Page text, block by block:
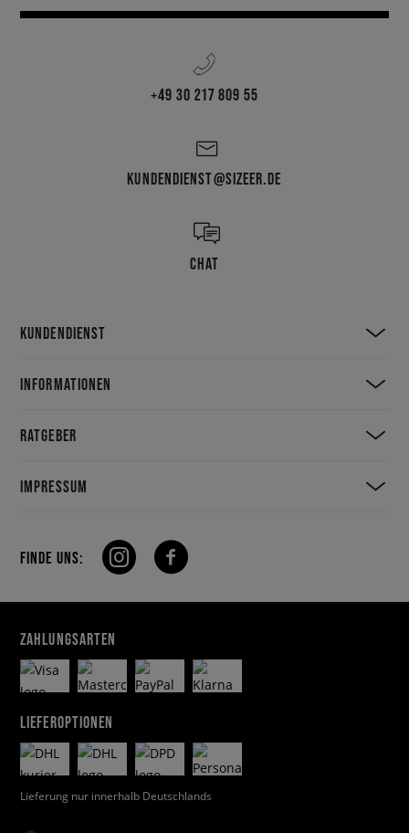
+49 30 217 809 55
KUNDENDIENST@SIZEER.DE
CHAT
KUNDENDIENST
INFORMATIONEN
RATGEBER
IMPRESSUM
FINDE UNS:
ZAHLUNGSARTEN
LIEFEROPTIONEN
Lieferung nur innerhalb Deutschlands